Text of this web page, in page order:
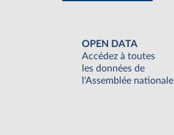
OPEN DATA
Accédez à toutes
les données de
l'Assemblée nationale